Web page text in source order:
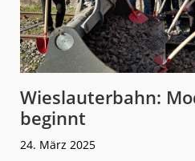
Wieslauterbahn:
beginnt
24. März 2025